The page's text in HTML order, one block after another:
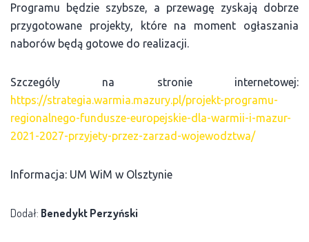
Programu będzie szybsze, a przewagę zyskają dobrze
przygotowane projekty, które na moment ogłaszania
naborów będą gotowe do realizacji.
Szczególy na stronie internetowej:
https://strategia.warmia.mazury.pl/projekt-programu-
regionalnego-fundusze-europejskie-dla-warmii-i-mazur-
2021-2027-przyjety-przez-zarzad-wojewodztwa/
Informacja: UM WiM w Olsztynie
Dodał: Benedykt Perzyński